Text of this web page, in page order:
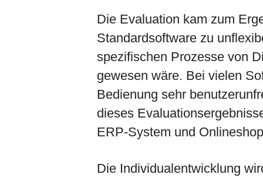
Die Evaluation kam zum
Standardsoftware zu
spezifischen Prozesse von
gewesen wäre. Bei vielen
Bedienung sehr
dieses
ERP-System und
Die Individualentwicklung